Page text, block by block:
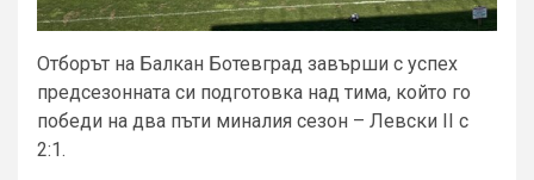
Отборът на Балкан Ботевград завърши с успех
предсезонната си подготовка над тима, който го
победи на два пъти миналия сезон – Левски II с
2:1.